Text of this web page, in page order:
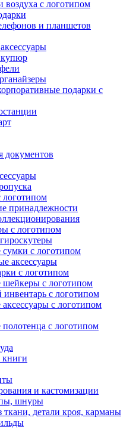
воздуха с логотипом
и планшетов
подарки с
документов
принадлежности
с логотипом
с логотипом
аксессуары
с логотипом
с логотипом
с логотипом
с логотипом
с логотипом
и кастомизации
шнуры
ткани, детали кроя, карманы